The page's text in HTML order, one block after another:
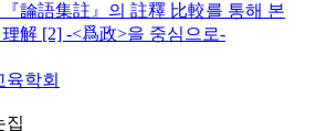
『論語集註』의 註釋 比較를 통해 본
理解 [2] -<爲政>을 중심으로-
육학회
집